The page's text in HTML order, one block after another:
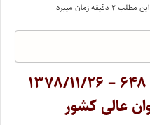
۲ دقیقه زمان میبرد
رأی وحدت رویه شماره ۶۴۸ – ۱۳۷۸/۱۱/۲۶
عالی کشور